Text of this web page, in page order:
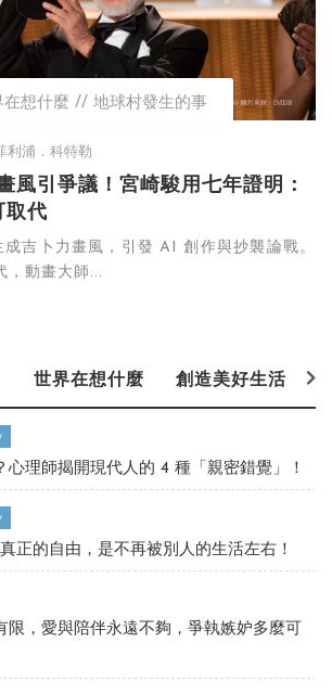
在想什麼 地球村發生的事
利浦．科特勒
風引爭議！宮崎駿用七年證明：
取代
吉卜力畫風，引發 AI 創作與抄襲論戰。
，動畫大師...
世界在想什麼 創造美好生活
心理師揭開現代人的 4 種「親密錯覺」！
正的自由，是不再被別人的生活左右！
限，愛與陪伴永遠不夠，爭執嫉妒多麼可